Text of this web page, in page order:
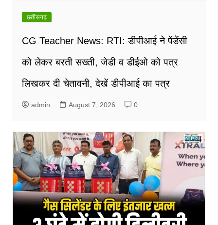
छतीसगढ़
CG Teacher News: RTI: डीपीआई ने पेंडेंसी
को लेकर बरती सख्ती, जेडी व डीईओ को पत्र
लिखकर दी चेतावनी, देखें डीपीआई का पत्र
admin August 7, 2026 0